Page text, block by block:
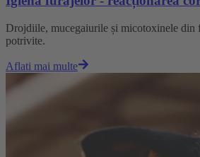
Drojdiile, mucegaiurile și micotoxinele din
potrivite.
Aflati mai multe